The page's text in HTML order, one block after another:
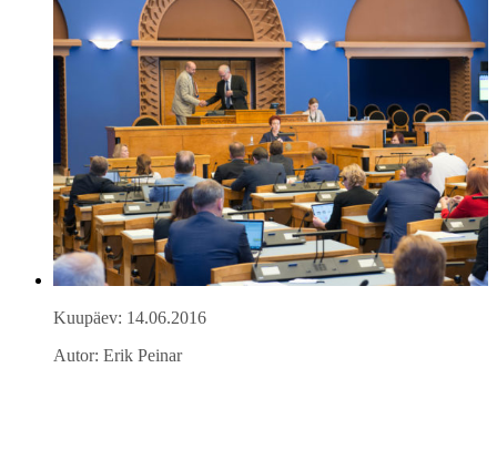
Kuupäev: 14.06.2016
Autor: Erik Peinar